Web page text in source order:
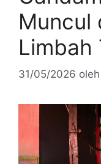
Muncul
Limbah
31/05/2026 oleh